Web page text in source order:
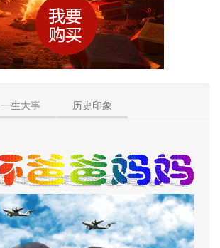
一生大事 历史印象